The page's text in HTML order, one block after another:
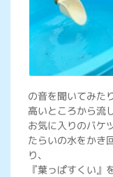
の音を聞いてみたり
高いところから流
お気に入りのバケ
たらいの水をかき
り、
『葉っぱすくい』